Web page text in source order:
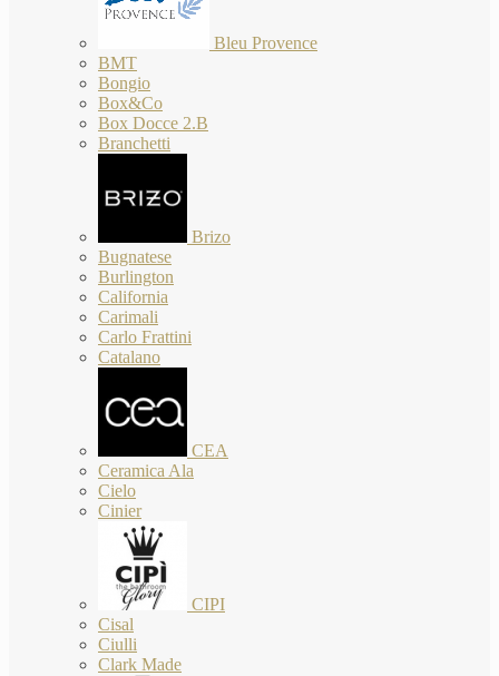
Bleu Provence
BMT
Bongio
Box&Co
Box Docce 2.B
Branchetti
Brizo
Bugnatese
Burlington
California
Carimali
Carlo Frattini
Catalano
CEA
Ceramica Ala
Cielo
Cinier
CIPI
Cisal
Ciulli
Clark Made